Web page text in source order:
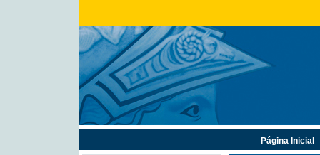
Página Inicial